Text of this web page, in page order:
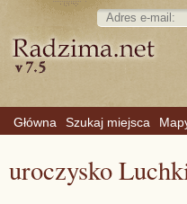
Główna Szukaj miejsca
uroczysko